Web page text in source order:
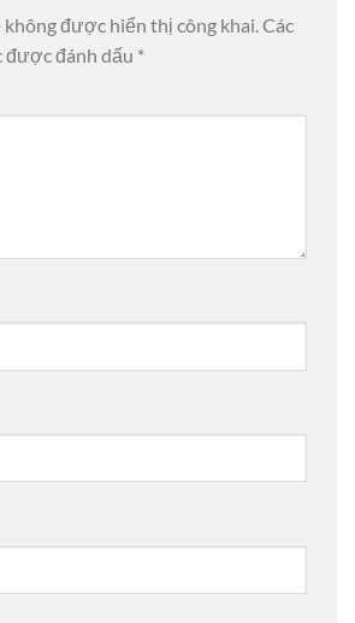
không được hiển thị công khai.Các
đánh dấu *